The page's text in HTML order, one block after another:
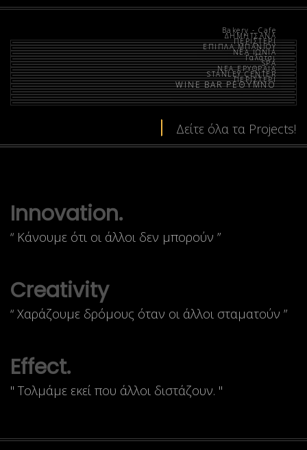
Bakery - Cafe
ΔΗΜΗΤΣΑΝΑ
ΠΕΡΙΣΤΕΡΙ
ΕΠΙΠΛΑ ΜΠΑΝΙΟΥ
ΝΕΑ ΙΩΝΙΑ
Γαλάτσι
SPA
ΝΕΑ ΕΡΥΘΡΑΙΑ
STANLEY CENTER
ΠΕΡΙΣΤΕΡΙ
WINE BAR ΡΕΘΥΜΝΟ
Δείτε όλα τα Projects!
Innovation.
“ Κάνουμε ότι οι άλλοι δεν μπορούν ”
Creativity
“ Χαράζουμε δρόμους όταν οι άλλοι σταματούν ”
Effect.
'' Τολμάμε εκεί που άλλοι διστάζουν. ''